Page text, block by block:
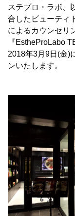
ステプロ・ラボ、
合したビューティ
によるカウンセリ
『EstheProLabo
2018年3月9日(金)
ンいたします。